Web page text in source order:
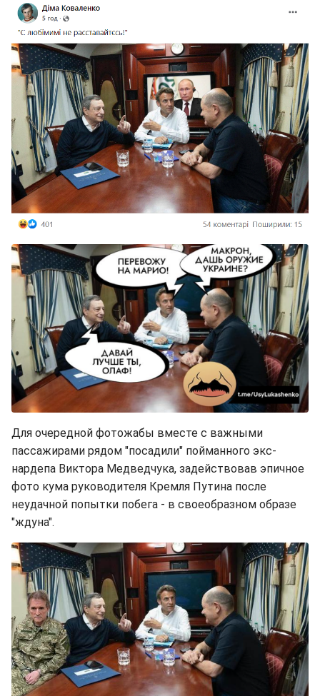
Для очередной фотожабы вместе с важными
пассажирами рядом "посадили" пойманного экс-
нардепа Виктора Медведчука, задействовав эпичное
фото кума руководителя Кремля Путина после
неудачной попытки побега - в своеобразном образе
"ждуна".